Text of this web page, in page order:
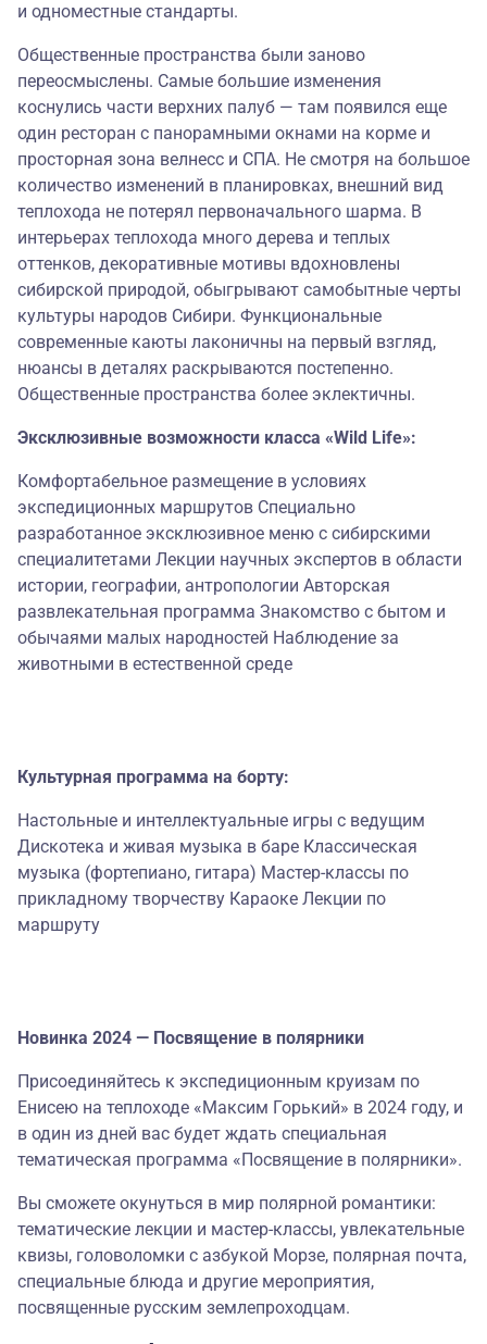
и одноместные стандарты.
Общественные пространства были заново
переосмыслены. Самые большие изменения
коснулись части верхних палуб — там появился еще
один ресторан с панорамными окнами на корме и
просторная зона велнесс и СПА. Не смотря на большое
количество изменений в планировках, внешний вид
теплохода не потерял первоначального шарма. В
интерьерах теплохода много дерева и теплых
оттенков, декоративные мотивы вдохновлены
сибирской природой, обыгрывают самобытные черты
культуры народов Сибири. Функциональные
современные каюты лаконичны на первый взгляд,
нюансы в деталях раскрываются постепенно.
Общественные пространства более эклектичны.
Эксклюзивные возможности класса «Wild Life»:
Комфортабельное размещение в условиях
экспедиционных маршрутов Специально
разработанное эксклюзивное меню с сибирскими
специалитетами Лекции научных экспертов в области
истории, географии, антропологии Авторская
развлекательная программа Знакомство с бытом и
обычаями малых народностей Наблюдение за
животными в естественной среде
Культурная программа на борту:
Настольные и интеллектуальные игры с ведущим
Дискотека и живая музыка в баре Классическая
музыка (фортепиано, гитара) Мастер-классы по
прикладному творчеству Караоке Лекции по
маршруту
Новинка 2024 — Посвящение в полярники
Присоединяйтесь к экспедиционным круизам по
Енисею на теплоходе «Максим Горький» в 2024 году, и
в один из дней вас будет ждать специальная
тематическая программа «Посвящение в полярники».
Вы сможете окунуться в мир полярной романтики:
тематические лекции и мастер-классы, увлекательные
квизы, головоломки с азбукой Морзе, полярная почта,
специальные блюда и другие мероприятия,
посвященные русским землепроходцам.